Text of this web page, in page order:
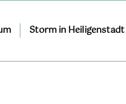
Storm in Heiligenstadt